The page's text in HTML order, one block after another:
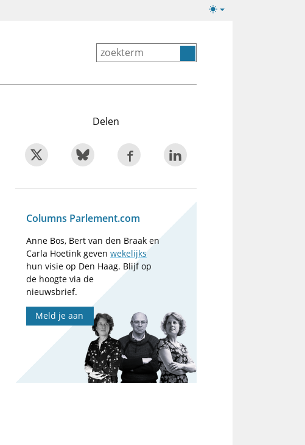
Lichte/donkere
Delen
Columns Parlement.com
Anne Bos, Bert van den Braak en
Carla Hoetink gevenwekelijks
hun visie op Den Haag. Blijf op
de hoogte via de
nieuwsbrief.
Meld je aan